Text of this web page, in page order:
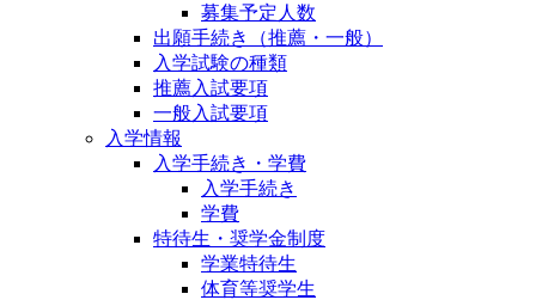
募集予定人数
出願手続き（推薦・一般）
入学試験の種類
推薦入試要項
一般入試要項
入学情報
入学手続き・学費
入学手続き
学費
特待生・奨学金制度
学業特待生
体育等奨学生